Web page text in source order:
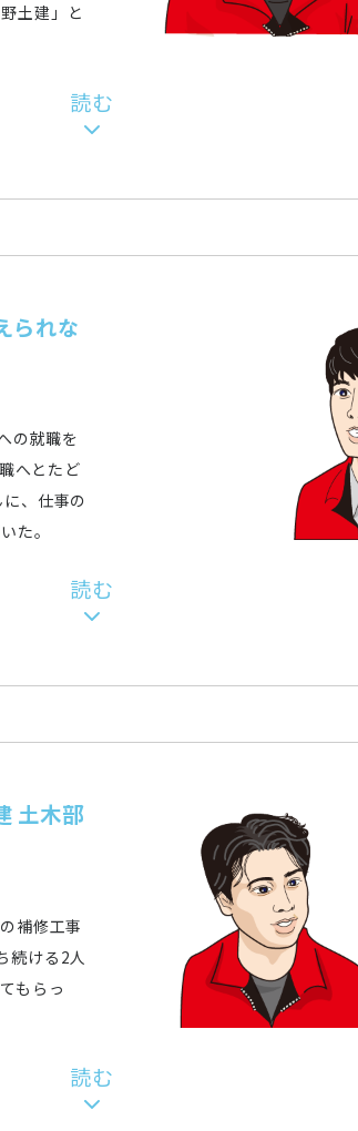
土建」と
られな
の就職を
へとたど
、仕事の
た。
土木部
補修工事
続ける2人
もらっ